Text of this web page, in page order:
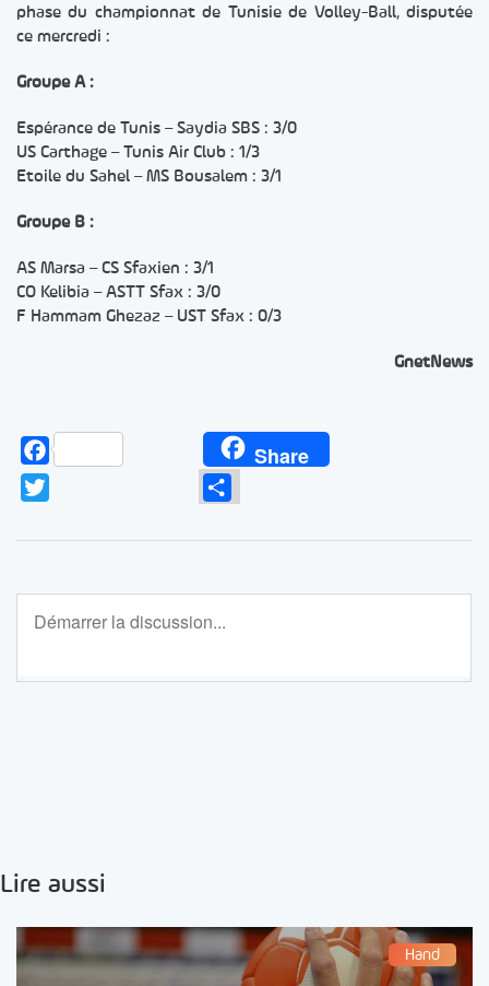
phase du championnat de Tunisie de Volley-Ball, disputée
ce mercredi :
Groupe A :
Espérance de Tunis – Saydia SBS : 3/0
US Carthage – Tunis Air Club : 1/3
Etoile du Sahel – MS Bousalem : 3/1
Groupe B :
AS Marsa – CS Sfaxien : 3/1
CO Kelibia – ASTT Sfax : 3/0
F Hammam Ghezaz – UST Sfax : 0/3
GnetNews
Facebook Share
Lire aussi
Hand